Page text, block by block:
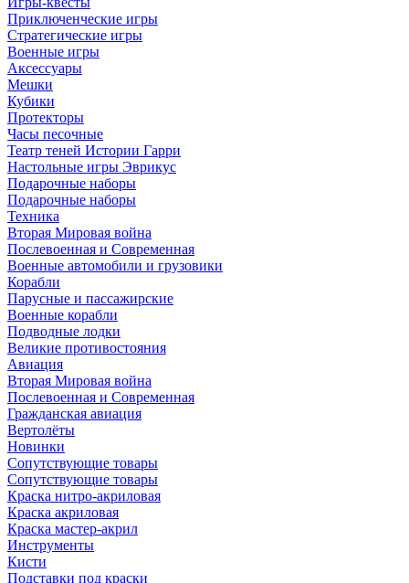
Приключенческие игры
Стратегические игры
Военные игры
Аксессуары
Мешки
Кубики
Протекторы
Часы песочные
Театр теней Истории Гарри
Настольные игры Эврикус
Подарочные наборы
Подарочные наборы
Техника
Вторая Мировая война
Послевоенная и Современная
Военные автомобили и грузовики
Корабли
Парусные и пассажирские
Военные корабли
Подводные лодки
Великие противостояния
Авиация
Вторая Мировая война
Послевоенная и Современная
Гражданская авиация
Вертолёты
Новинки
Сопутствующие товары
Сопутствующие товары
Краска нитро-акриловая
Краска акриловая
Краска мастер-акрил
Инструменты
Кисти
Подставки под краски